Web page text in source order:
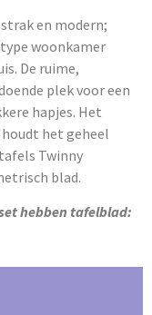
en modern;
woonkamer
De ruime,
plek voor een
hapjes. Het
het geheel
Twinny
blad.
hebben tafelblad: